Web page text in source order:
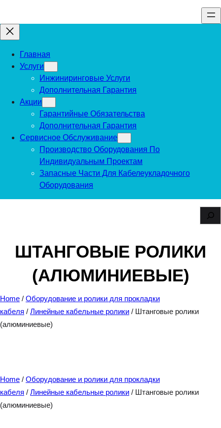
к
содержимому
Главная
Услуги
Инжиниринговые Услуги
Дополнительная Гарантия
Акции
Гарантийные Обязательства
Дополнительная Гарантия
Сервисное Обслуживание
Производство Оборудования По
Индивидуальным Проектам
Запасные Части Для Кабелеукладочного
Оборудования
a
r
ШТАНГОВЫЕ РОЛИКИ
(АЛЮМИНИЕВЫЕ)
Home / Оборудование и ролики для прокладки
кабеля / Линейные кабельные ролики / Штанговые ролики
(алюминиевые)
Home / Оборудование и ролики для прокладки
кабеля / Линейные кабельные ролики / Штанговые ролики
(алюминиевые)